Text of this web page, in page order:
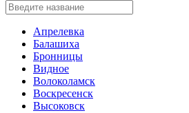
Апрелевка
Балашиха
Бронницы
Видное
Волоколамск
Воскресенск
Высоковск